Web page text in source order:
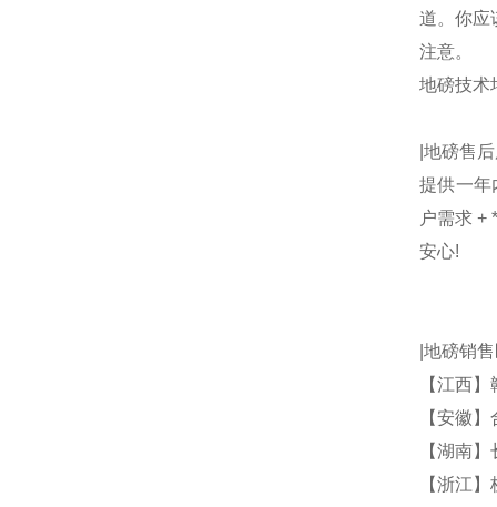
道。你应
注意。
地磅技术
|地磅售
提供一年
户需求 +
安心!
|地磅销
【江西
【安徽
【湖南
【浙江